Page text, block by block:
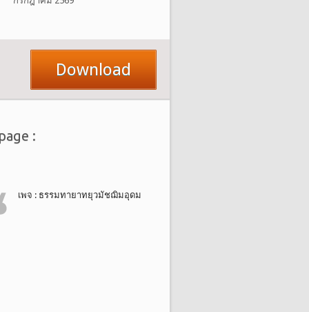
Download
:
เพจ : ธรรมทายาทยุวมัชฌิมอุดม